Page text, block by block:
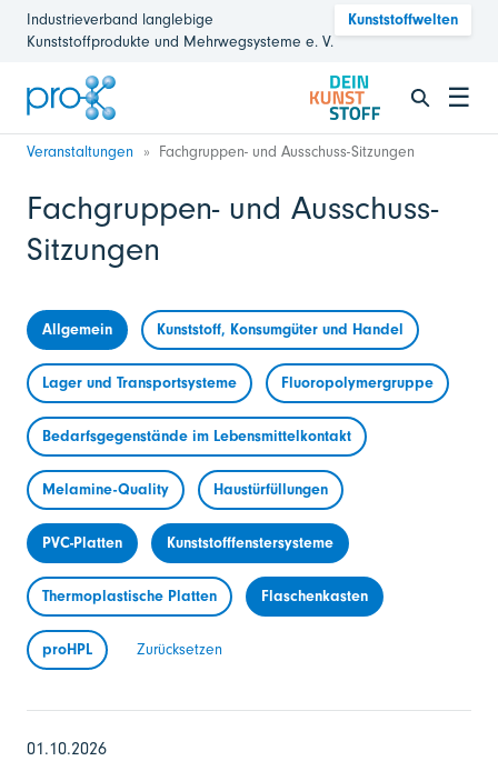
Industrieverband langlebige
Kunststoffprodukte und Mehrwegsysteme e. V.
Kunststoffwelten
☰
Veranstaltungen Fachgruppen- und Ausschuss-Sitzungen
Fachgruppen- und Ausschuss-
Sitzungen
Allgemein Kunststoff, Konsumgüter und Handel
Lager und Transportsysteme Fluoropolymergruppe
Bedarfsgegenstände im Lebensmittelkontakt
Melamine-Quality Haustürfüllungen
PVC-Platten Kunststofffenstersysteme
Thermoplastische Platten Flaschenkasten
proHPL Zurücksetzen
01.10.2026